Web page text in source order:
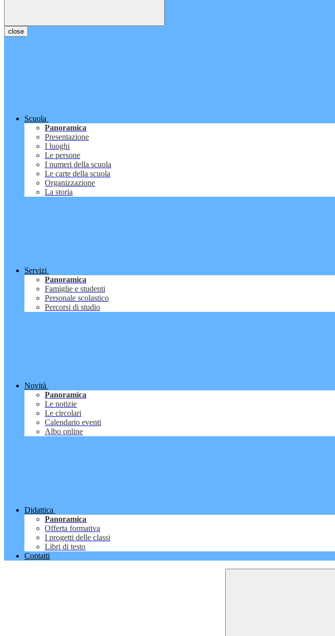
close
Scuola
Panoramica
Presentazione
I luoghi
Le persone
I numeri della scuola
Le carte della scuola
Organizzazione
La storia
Servizi
Panoramica
Famiglie e studenti
Personale scolastico
Percorsi di studio
Novità
Panoramica
Le notizie
Le circolari
Calendario eventi
Albo online
Didattica
Panoramica
Offerta formativa
I progetti delle classi
Libri di testo
Contatti